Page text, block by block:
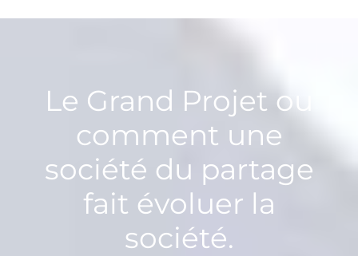
Le Grand Projet ou
comment une
société du partage
fait évoluer la
société.